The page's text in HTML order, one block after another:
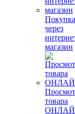
Покупка
через
магазин
товара